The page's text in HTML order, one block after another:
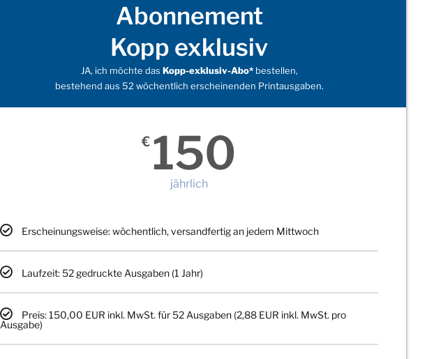
Abonnement
Kopp exklusiv
JA, ich möchte das Kopp-exklusiv-Abo*bestellen,
bestehend aus 52 wöchentlich erscheinenden Printausgaben.
€ 150
jährlich
Erscheinungsweise: wöchentlich, versandfertig an jedem Mittwoch
Laufzeit: 52 gedruckte Ausgaben (1 Jahr)
Preis: 150,00 EUR inkl. MwSt. für 52 Ausgaben (2,88 EUR inkl. MwSt. pro
Ausgabe)